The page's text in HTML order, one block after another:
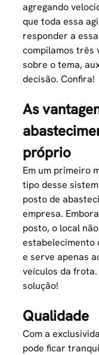
agregando
que toda essa
responder a
compilamos três
sobre o tema,
decisão. Confira!
As
próprio
Em um primeiro
tipo desse
posto de
empresa.
posto, o local
estabelecimento
e serve apenas
veículos da
solução!
Qualidade
Com a
pode ficar